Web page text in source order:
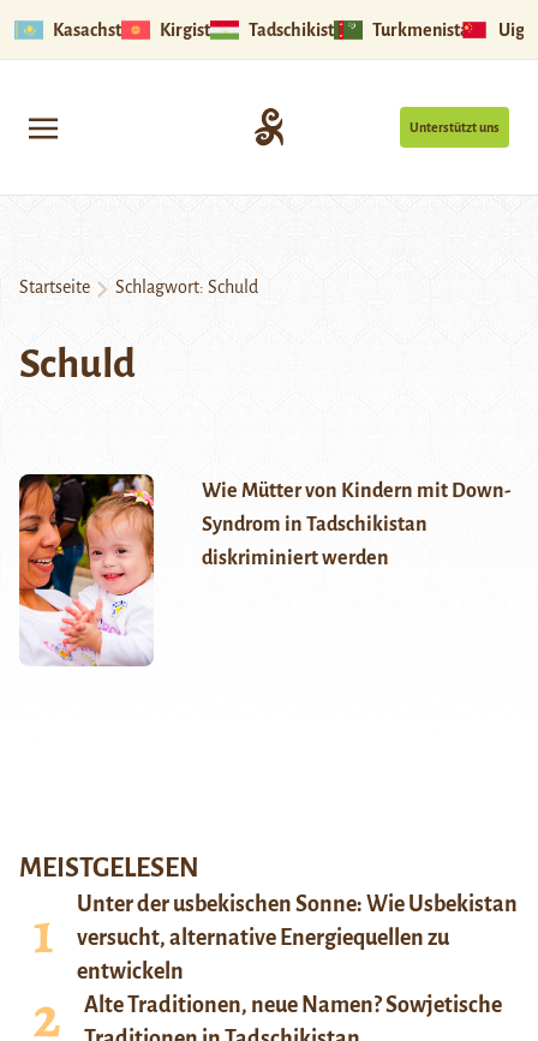
Kasachstan Kirgistan Tadschikistan Turkmenistan
Unterstützt uns
Startseite Schlagwort: Schuld
Schuld
Wie Mütter von Kindern mit Down-
Syndrom in Tadschikistan
diskriminiert werden
MEISTGELESEN
Unter der usbekischen Sonne: Wie Usbekistan
versucht, alternative Energiequellen zu
entwickeln
Alte Traditionen, neue Namen? Sowjetische